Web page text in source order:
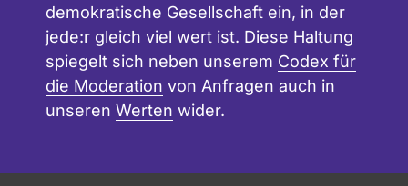
demokratische Gesellschaft ein, in der
jede:r gleich viel wert ist. Diese Haltung
spiegelt sich neben unserem Codex für
die Moderation von Anfragen auch in
unseren Werten wider.